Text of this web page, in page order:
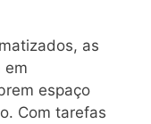
as
em
espaço
Com tarefas